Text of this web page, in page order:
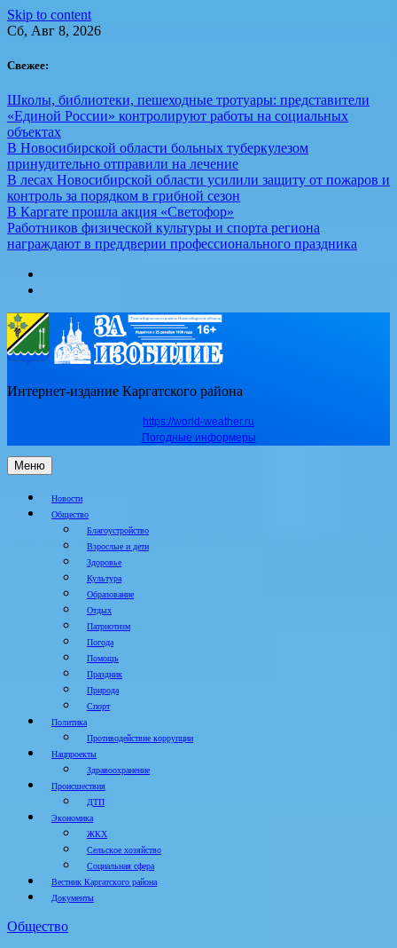
Skip to content
Сб, Авг 8, 2026
Свежее:
Школы, библиотеки, пешеходные тротуары: представители
«Единой России» контролируют работы на социальных
объектах
В Новосибирской области больных туберкулезом
принудительно отправили на лечение
В лесах Новосибирской области усилили защиту от пожаров и
контроль за порядком в грибной сезон
В Каргате прошла акция «Светофор»
Работников физической культуры и спорта региона
награждают в преддверии профессионального праздника
Интернет-издание Каргатского района
https://world-weather.ru
Погодные информеры
Меню
Новости
Общество
Благоустройство
Взрослые и дети
Здоровье
Культура
Образование
Отдых
Патриотизм
Погода
Помощь
Праздник
Природа
Спорт
Политика
Противодействие коррупции
Нацпроекты
Здравоохранение
Происшествия
ДТП
Экономика
ЖКХ
Сельское хозяйство
Социальная сфера
Вестник Каргатского района
Документы
Общество